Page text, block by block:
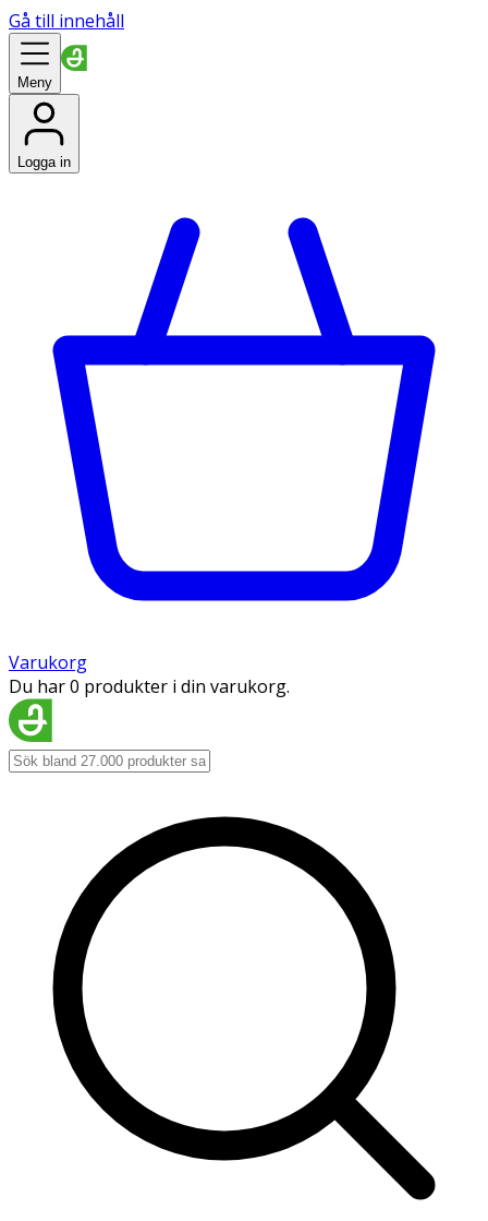
Gå till innehåll
Meny
Logga in
Varukorg
Du har 0 produkter i din varukorg.